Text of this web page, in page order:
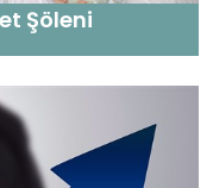
Şöleni